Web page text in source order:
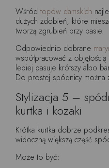
Wśród topów damskich
dużych zdobień, które
tworzą zgrubień przy pasie.
Odpowiednio dobrane
współpracować z
lepiej pasuje krótszy albo
Do prostej spódnicy można
Stylizacja 5 –
kurtka i kozaki
Krótka kurtka dobrze
widoczną większą część
Może to być: